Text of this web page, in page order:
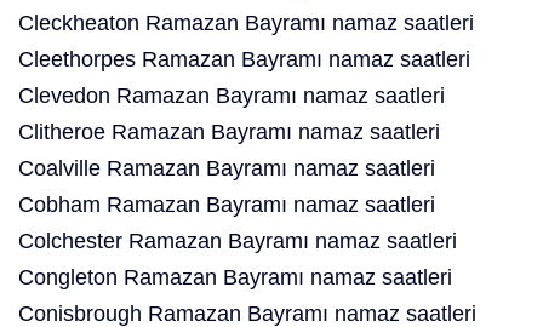
Cleckheaton Ramazan Bayramı namaz saatleri
Cleethorpes Ramazan Bayramı namaz saatleri
Clevedon Ramazan Bayramı namaz saatleri
Clitheroe Ramazan Bayramı namaz saatleri
Coalville Ramazan Bayramı namaz saatleri
Cobham Ramazan Bayramı namaz saatleri
Colchester Ramazan Bayramı namaz saatleri
Congleton Ramazan Bayramı namaz saatleri
Conisbrough Ramazan Bayramı namaz saatleri